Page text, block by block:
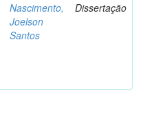
Nascimento,
Joelson
Santos
Dissertação